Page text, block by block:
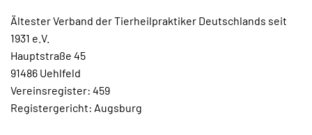
Ältester Verband der Tierheilpraktiker Deutschlands seit
1931 e.V.
Hauptstraße 45
91486 Uehlfeld
Vereinsregister: 459
Registergericht: Augsburg